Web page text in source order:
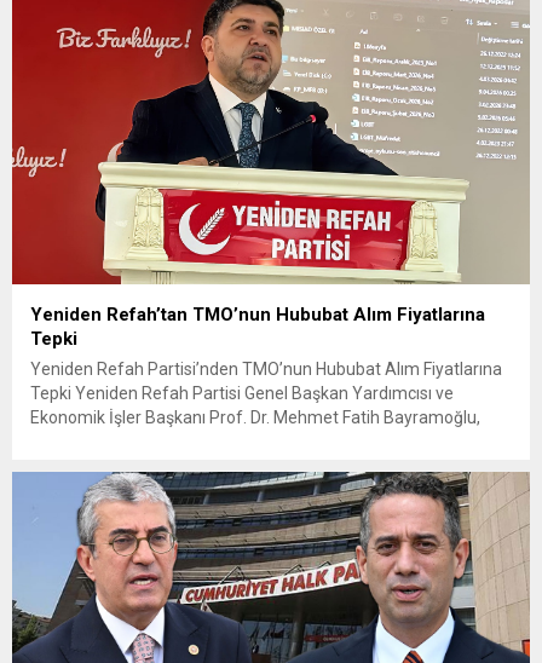
itibaren iki takım da kontrollü bir oyun sergilerken, Avustralya
özellikle hızlı hücumlarla etkili olmaya...
Yeniden Refah’tan TMO’nun Hububat Alım Fiyatlarına
Tepki
Yeniden Refah Partisi’nden TMO’nun Hububat Alım Fiyatlarına
Tepki Yeniden Refah Partisi Genel Başkan Yardımcısı ve
Ekonomik İşler Başkanı Prof. Dr. Mehmet Fatih Bayramoğlu,
fiyatların çiftçinin artan maliyetlerini karşılamaktan uzak
olduğunu savunarak fiyatların yeniden değerlendirilmesi
çağrısında...